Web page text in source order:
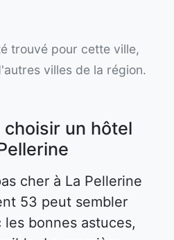
trouvé pour cette ville,
villes de la région.
un hôtel
cher à La Pellerine
53 peut sembler
bonnes astuces,